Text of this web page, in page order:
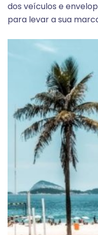
dos veículos e
para levar a sua